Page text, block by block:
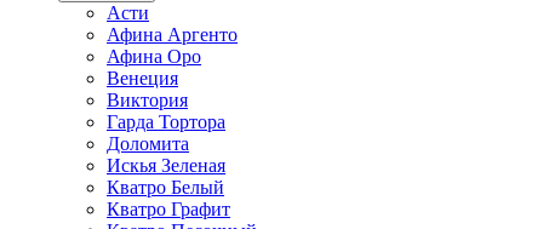
Асти
Афина Аргенто
Афина Оро
Венеция
Виктория
Гарда Тортора
Доломита
Искья Зеленая
Кватро Белый
Кватро Графит